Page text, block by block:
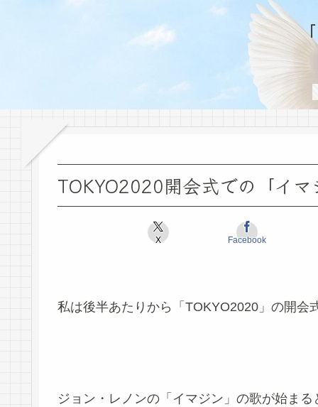
TOKYO2020開会式での「イ
X Facebook
私は後半あたりから「TOKYO2020」の開会
ジョン・レノンの「イマジン」の歌が始ま